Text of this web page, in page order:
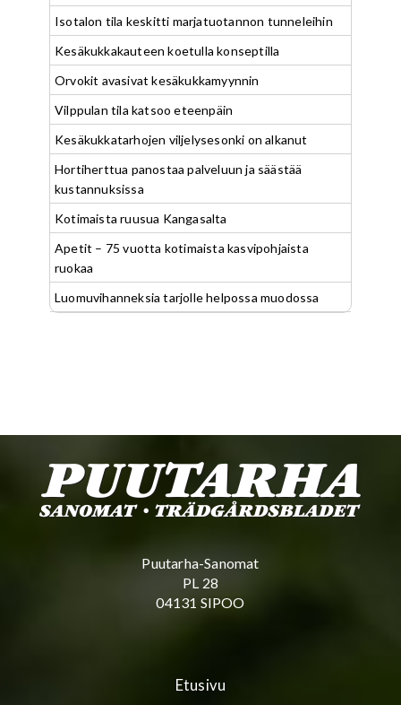
Isotalon tila keskitti marjatuotannon tunneleihin
Kesäkukkakauteen koetulla konseptilla
Orvokit avasivat kesäkukkamyynnin
Vilppulan tila katsoo eteenpäin
Kesäkukkatarhojen viljelysesonki on alkanut
Hortiherttua panostaa palveluun ja säästää
kustannuksissa
Kotimaista ruusua Kangasalta
Apetit – 75 vuotta kotimaista kasvipohjaista
ruokaa
Luomuvihanneksia tarjolle helpossa muodossa
Puutarha-Sanomat
PL 28
04131 SIPOO
Etusivu